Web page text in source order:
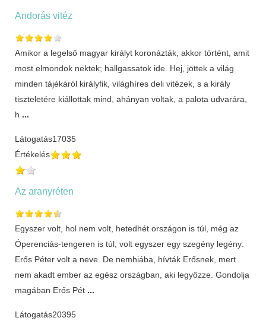
Andorás vitéz
Amikor a legelső magyar királyt koronázták, akkor történt, amit
most elmondok nektek; hallgassatok ide. Hej, jöttek a világ
minden tájékáról királyfik, világhíres deli vitézek, s a király
tiszteletére kiállottak mind, ahányan voltak, a palota udvarára,
h ...
Látogatás17035
Értékelés
Az aranyréten
Egyszer volt, hol nem volt, hetedhét országon is túl, még az
Óperenciás-tengeren is túl, volt egyszer egy szegény legény:
Erős Péter volt a neve. De nemhiába, hívták Erősnek, mert
nem akadt ember az egész országban, aki legyőzze. Gondolja
magában Erős Pét ...
Látogatás20395